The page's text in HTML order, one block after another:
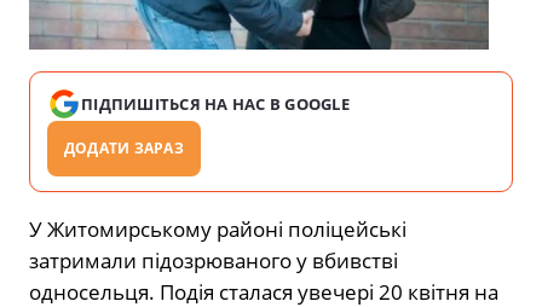
ПІДПИШІТЬСЯ НА НАС В GOOGLE
ДОДАТИ ЗАРАЗ
У Житомирському районі поліцейські
затримали підозрюваного у вбивстві
односельця. Подія сталася увечері 20 квітня на